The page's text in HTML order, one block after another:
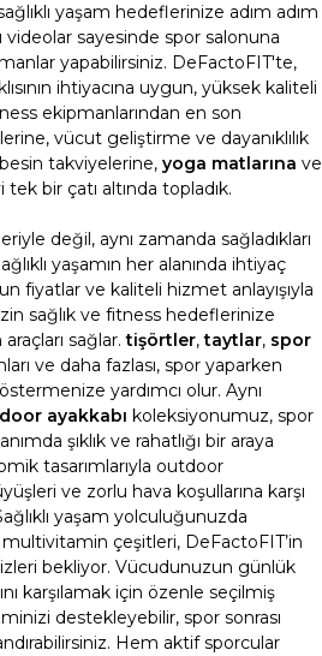
yaşam hedeflerinize adım adım
videolar sayesinde spor salonuna
yapabilirsiniz. DeFactoFIT'te,
ihtiyacına uygun, yüksek kaliteli
ekipmanlarından en son
vücut geliştirme ve dayanıklılık
takviyelerine, yoga matlarına ve
bir çatı altında topladık.
değil, aynı zamanda sağladıkları
yaşamın her alanında ihtiyaç
fiyatlar ve kaliteli hizmet anlayışıyla
sağlık ve fitness hedeflerinize
sağlar.tişörtler,taytlar, spor
ve daha fazlası, spor yaparken
yardımcı olur. Aynı
ayakkabı koleksiyonumuz, spor
şıklık ve rahatlığı bir araya
tasarımlarıyla outdoor
ve zorlu hava koşullarına karşı
yaşam yolculuğunuzda
multivitamin çeşitleri, DeFactoFIT’in
bekliyor. Vücudunuzun günlük
karşılamak için özenle seçilmiş
destekleyebilir, spor sonrası
Hem aktif sporcular